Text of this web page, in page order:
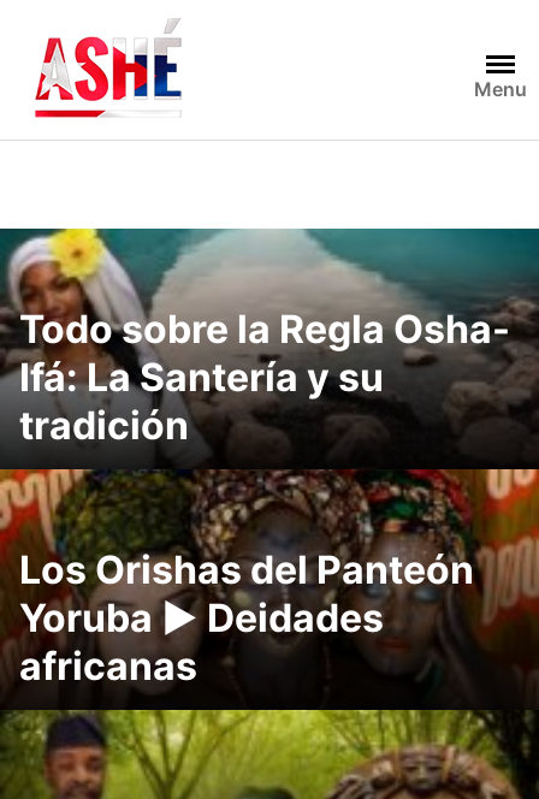
contenido
Menu
Todo sobre la Regla Osha-
Ifá: La Santería y su
tradición
Los Orishas del Panteón
Yoruba ► Deidades
africanas